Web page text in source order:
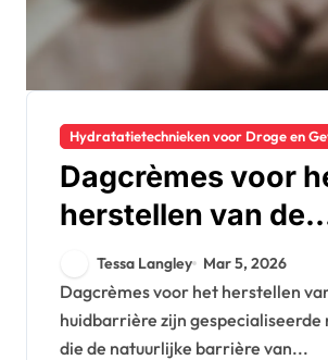
Hydratatietechnieken voor Droge en
Dagcrèmes voor
herstellen van de
huidbarrière:
Soorten, Gebruik
Tessa Langley Mar 5, 2026
Dagcrèmes voor het herstellen van de
huidbarrière zijn gespecialiseerde
die de natuurlijke barrière van...